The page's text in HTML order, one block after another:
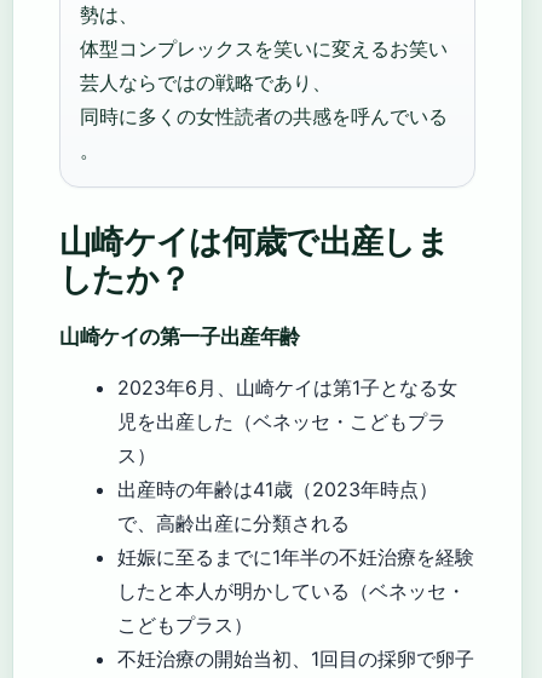
勢は、
体型コンプレックスを笑いに変えるお笑い
芸人ならではの戦略であり、
同時に多くの女性読者の共感を呼んでいる
。
山崎ケイは何歳で出産しま
したか？
山崎ケイの第一子出産年齢
2023年6月、山崎ケイは第1子となる女
児を出産した（ベネッセ・こどもプラ
ス）
出産時の年齢は41歳（2023年時点）
で、高齢出産に分類される
妊娠に至るまでに1年半の不妊治療を経験
したと本人が明かしている（ベネッセ・
こどもプラス）
不妊治療の開始当初、1回目の採卵で卵子